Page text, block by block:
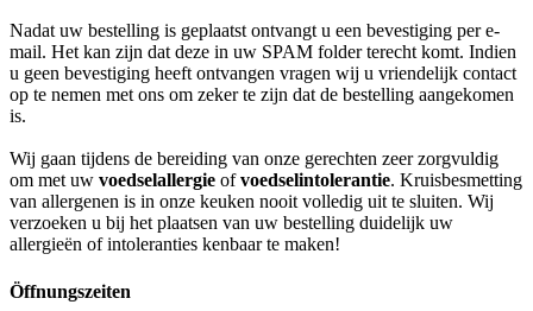
Nadat uw bestelling is geplaatst ontvangt u een bevestiging per e-
mail. Het kan zijn dat deze in uw SPAM folder terecht komt. Indien
u geen bevestiging heeft ontvangen vragen wij u vriendelijk contact
op te nemen met ons om zeker te zijn dat de bestelling aangekomen
is.
Wij gaan tijdens de bereiding van onze gerechten zeer zorgvuldig
om met uw voedselallergie ofvoedselintolerantie. Kruisbesmetting
van allergenen is in onze keuken nooit volledig uit te sluiten. Wij
verzoeken u bij het plaatsen van uw bestelling duidelijk uw
allergieën of intoleranties kenbaar te maken!
Öffnungszeiten